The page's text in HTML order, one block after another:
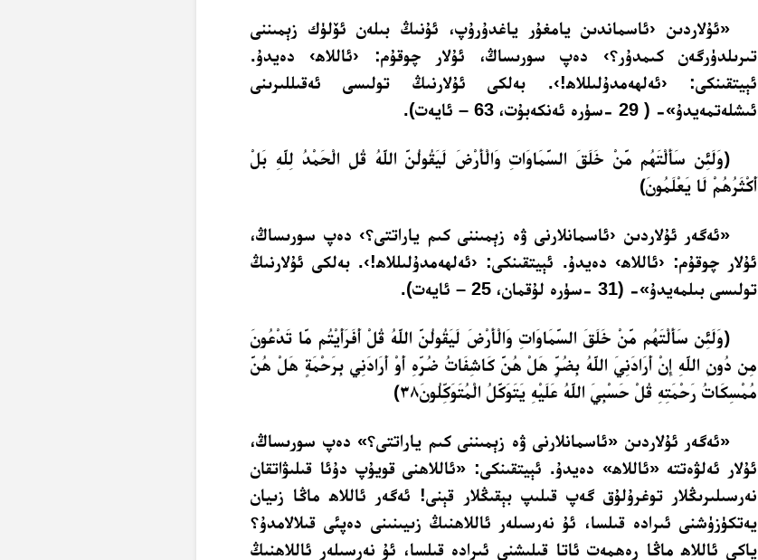
«ئۇلاردىن ‹ئاسماندىن يامغۇر ياغدۇرۇپ، ئۇنىڭ بىلەن ئۆلۈك زېمىننى
تىرىلدۈرگەن كىمدۇر؟› دەپ سورىساڭ، ئۇلار چوقۇم: ‹ئاللاھ› دەيدۇ.
ئېيتقىنكى: ‹ئەلھەمدۇلىللاھ!›. بەلكى ئۇلارنىڭ تولىسى ئەقىللىرىنى
ئىشلەتمەيدۇ»- ( 29 -سۈرە ئەنكەبۇت، 63 – ئايەت).
﴿وَلَئِن سَأَلْتَهُم مَّنْ خَلَقَ السَّمَاوَاتِ وَالْأَرْضَ لَيَقُولُنَّ اللَّهُ قُلِ الْحَمْدُ لِلَّهِ بَلْ
أَكْثَرُهُمْ لَا يَعْلَمُونَ﴾
«ئەگەر ئۇلاردىن ‹ئاسمانلارنى ۋە زېمىننى كىم ياراتتى؟› دەپ سورىساڭ،
ئۇلار چوقۇم: ‹ئاللاھ› دەيدۇ. ئېيتقىنكى: ‹ئەلھەمدۇلىللاھ!›. بەلكى ئۇلارنىڭ
تولىسى بىلمەيدۇ»- (31 -سۈرە لۇقمان، 25 – ئايەت).
﴿وَلَئِن سَأَلْتَهُم مَّنْ خَلَقَ السَّمَاوَاتِ وَالْأَرْضَ لَيَقُولُنَّ اللَّهُ قُلْ أَفَرَأَيْتُم مَّا تَدْعُونَ
مِن دُونِ اللَّهِ إِنْ أَرَادَنِيَ اللَّهُ بِضُرٍّ هَلْ هُنَّ كَاشِفَاتُ ضُرِّهِ أَوْ أَرَادَنِي بِرَحْمَةٍ هَلْ هُنَّ
مُمْسِكَاتُ رَحْمَتِهِ قُلْ حَسْبِيَ اللَّهُ عَلَيْهِ يَتَوَكَّلُ الْمُتَوَكِّلُونَ٣٨﴾
«ئەگەر ئۇلاردىن «ئاسمانلارنى ۋە زېمىننى كىم ياراتتى؟» دەپ سورىساڭ،
ئۇلار ئەلۋەتتە «ئاللاھ» دەيدۇ. ئېيتقىنكى: «ئاللاھنى قويۇپ دۇئا قىلىۋاتقان
نەرسىلىرىڭلار توغرۇلۇق گەپ قىلىپ بېقىڭلار قېنى! ئەگەر ئاللاھ ماڭا زىيان
يەتكۈزۈشنى ئىرادە قىلسا، ئۇ نەرسىلەر ئاللاھنىڭ زىيىنىنى دەپئى قىلالامدۇ؟
ياكى ئاللاھ ماڭا رەھمەت ئاتا قىلىشنى ئىرادە قىلسا، ئۇ نەرسىلەر ئاللاھنىڭ